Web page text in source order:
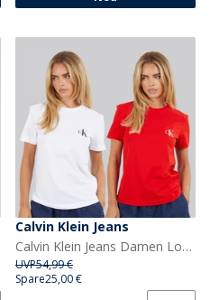
Calvin Klein Jeans
Calvin Klein Jeans Damen Logo Zweierpack T Shirts Adrenaline Rush/Brilliant White
UVP54,99 €
Spare25,00 €